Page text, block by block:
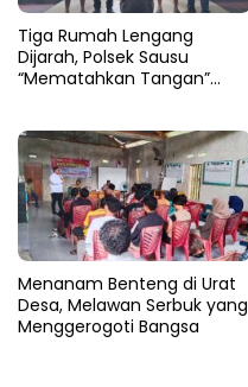
Tiga Rumah Lengang
Dijarah, Polsek Sausu
“Mematahkan Tangan”
Menanam Benteng di Urat
Desa, Melawan Serbuk yang
Menggerogoti Bangsa